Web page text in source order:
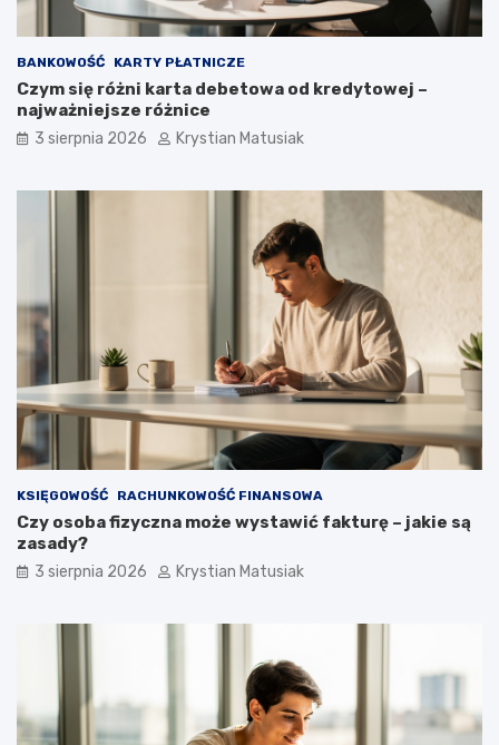
BANKOWOŚĆ KARTY PŁATNICZE
Czym się różni karta debetowa od kredytowej –
najważniejsze różnice
3 sierpnia 2026 Krystian Matusiak
KSIĘGOWOŚĆ RACHUNKOWOŚĆ FINANSOWA
Czy osoba fizyczna może wystawić fakturę – jakie są
zasady?
3 sierpnia 2026 Krystian Matusiak